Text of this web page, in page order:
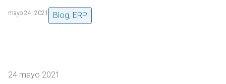
mayo 24, 2021 Blog, ERP
24 mayo 2021